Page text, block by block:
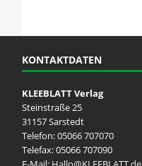
KONTAKTDATEN
KLEEBLATT Verlag
Steinstraße 25
31157 Sarstedt
Telefon:05066 707070
Telefax: 05066 707090